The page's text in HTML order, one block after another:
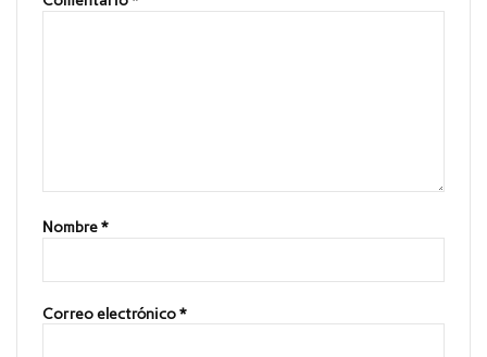
Nombre*
Correo electrónico*